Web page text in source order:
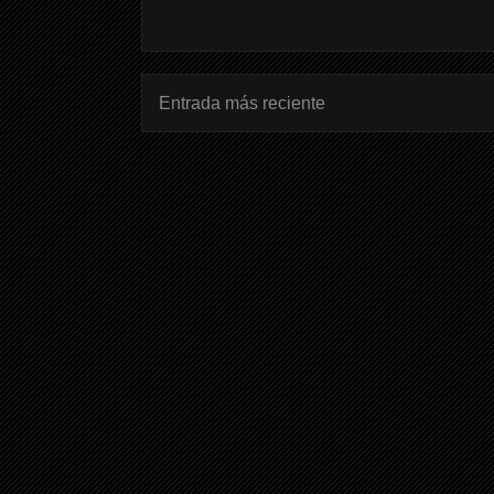
Entrada más reciente